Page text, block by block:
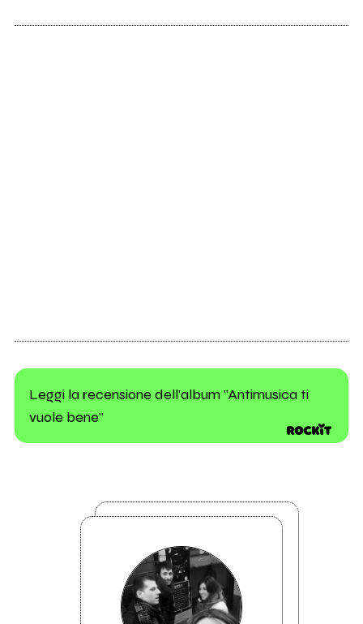
Leggi la recensione dell'album "Antimusica ti
vuole bene"